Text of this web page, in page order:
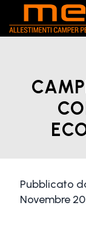
Pubblicato
Novembre